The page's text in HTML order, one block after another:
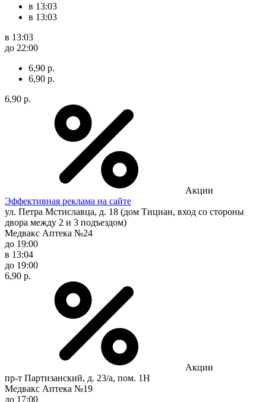
в 13:03
в 13:03
в 13:03
до 22:00
6,90 р.
6,90 р.
6,90 р.
Акции
Эффективная реклама на сайте
ул. Петра Мстиславца, д. 18 (дом Тициан, вход со стороны
двора между 2 и 3 подъездом)
Медвакс Аптека №24
до 19:00
в 13:04
до 19:00
6,90 р.
Акции
пр-т Партизанский, д. 23/а, пом. 1Н
Медвакс Аптека №19
до 17:00